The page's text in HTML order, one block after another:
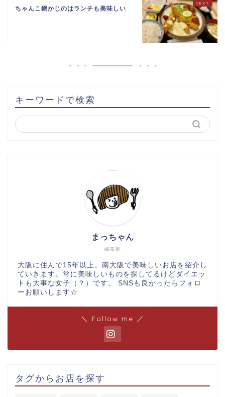
ちゃんこ鍋かじのはランチも美味しい
キーワードで検索
編集部
まっちゃん
大阪に住んで15年以上。南大阪で美味しいお店を紹介し
ていきます。常に美味しいものを探してるけどダイエッ
トも大事な女子（？）です。 SNSも良かったらフォロ
ーお願いします☆
＼ Follow me ／
タグからお店を探す